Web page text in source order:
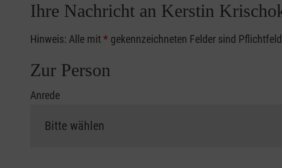
Ihre Nachricht an Kerstin
Hinweis: Alle mit* gekennzeichneten Felder sind
Zur Person
Anrede